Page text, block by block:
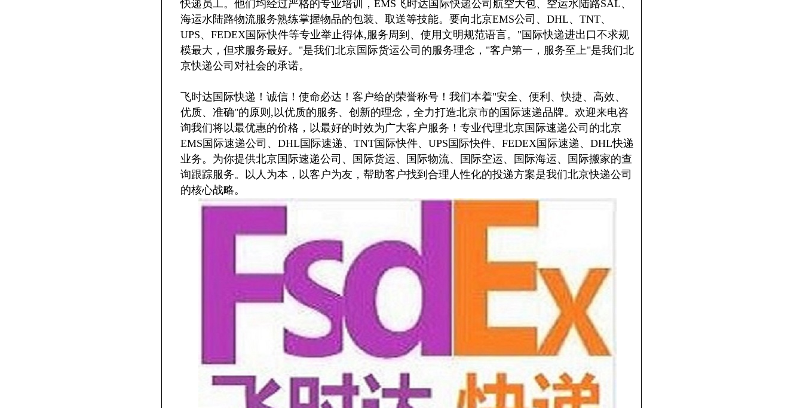
快递员工。他们均经过严格的专业培训，EMS飞时达国际快递公司航空大包、空运水陆路SAL、
海运水陆路物流服务熟练掌握物品的包装、取送等技能。要向北京EMS公司、DHL、TNT、
UPS、FEDEX国际快件等专业举止得体,服务周到、使用文明规范语言。"国际快递进出口不求规
模最大，但求服务最好。"是我们北京国际货运公司的服务理念，"客户第一，服务至上"是我们北
京快递公司对社会的承诺。
飞时达国际快递！诚信！使命必达！客户给的荣誉称号！我们本着"安全、便利、快捷、高效、
优质、准确"的原则,以优质的服务、创新的理念，全力打造北京市的国际速递品牌。欢迎来电咨
询我们将以最优惠的价格，以最好的时效为广大客户服务！专业代理北京国际速递公司的北京
EMS国际速递公司、DHL国际速递、TNT国际快件、UPS国际快件、FEDEX国际速递、DHL快递
业务。为你提供北京国际速递公司、国际货运、国际物流、国际空运、国际海运、国际搬家的查
询跟踪服务。以人为本，以客户为友，帮助客户找到合理人性化的投递方案是我们北京快递公司
的核心战略。